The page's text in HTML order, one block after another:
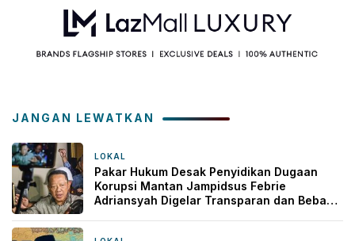
JANGAN LEWATKAN
LOKAL
Pakar Hukum Desak Penyidikan Dugaan
Korupsi Mantan Jampidsus Febrie
Adriansyah Digelar Transparan dan Bebas